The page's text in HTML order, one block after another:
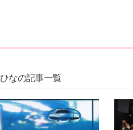
ひなの記事一覧